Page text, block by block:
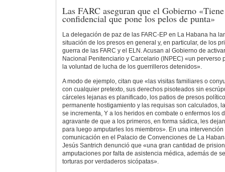
Las FARC aseguran que el Gobierno
confidencial que pone los pelos de punta»
La delegación de paz de las FARC-EP en La Habana ha
situación de los presos en general y, en particular, de los
guerra de las FARC y el ELN. Acusan al Gobierno de
Nacional Penitenciario y Carcelario (INPEC) «un perverso
la voluntad de lucha de los guerrilleros detenidos».
A modo de ejemplo, citan que «las visitas familiares o
con cualquier pretexto, sus derechos pisoteados sin
cárceles lejanas es planificado, los patios de presos
permanente hostigamiento y las requisas son calculados,
se incrementa, Y a los heridos en combate o enfermos los
agravante de que a los primeros, en forma sádica, les
para luego amputarles los miembros». En una
comunicación en el Palacio de Convenciones de La
Jesús Santrich denunció que «una gran cantidad de
amputaciones por falta de asistencia médica, además de
torturas por verdaderos sicópatas».